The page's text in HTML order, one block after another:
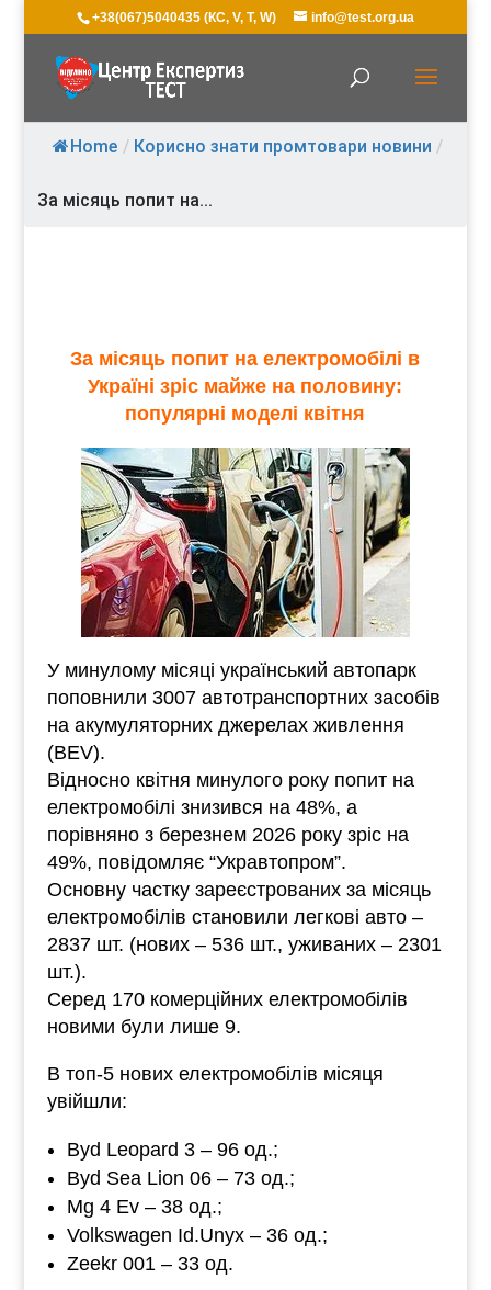
+38(067)5040435 (КС, V, T, W) info@test.org.ua
Home / Корисно знати промтовари новини /
За місяць попит на...
За місяць попит на електромобілі в
Україні зріс майже на половину:
популярні моделі квітня
У минулому місяці український автопарк
поповнили 3007 автотранспортних засобів
на акумуляторних джерелах живлення
(BEV).
Відносно квітня минулого року попит на
електромобілі знизився на 48%, а
порівняно з березнем 2026 року зріс на
49%, повідомляє “Укравтопром”.
Основну частку зареєстрованих за місяць
електромобілів становили легкові авто ‒
2837 шт. (нових ‒ 536 шт., уживаних ‒ 2301
шт.).
Серед 170 комерційних електромобілів
новими були лише 9.
В топ-5 нових електромобілів місяця
увійшли:
Byd Leopard 3 ‒ 96 од.;
Byd Sea Lion 06 ‒ 73 од.;
Mg 4 Ev ‒ 38 од.;
Volkswagen Id.Unyx ‒ 36 од.;
Zeekr 001 ‒ 33 од.